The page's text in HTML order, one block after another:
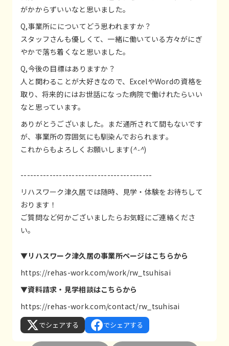
がかからずいいなと思いました。
Q,事業所にについてどう思われますか？
スタッフさんも優しくて、一緒に働いている方々がにぎ
やかで落ち着くなと思いました。
Q,今後の目標はありますか？
人と関わることが大好きなので、ExcelやWordの資格を
取り、将来的にはお世話になった病院で働けれたらいい
なと思っています。
ありがとうございました。まだ通所されて間もないです
が、事業所の雰囲気にも馴染んでおられます。
これからもよろしくお願いします(^-^)
-----------------------------------------
リハスワーク津久居では随時、見学・体験をお待ちして
おります！
ご質問など何かございましたらお気軽にご連絡くださ
い。
▼リハスワーク津久居の事業所ページはこちらから
https://rehas-work.com/work/rw_tsuhisai
▼資料請求・見学相談はこちらから
https://rehas-work.com/contact/rw_tsuhisai
でシェアする でシェアする